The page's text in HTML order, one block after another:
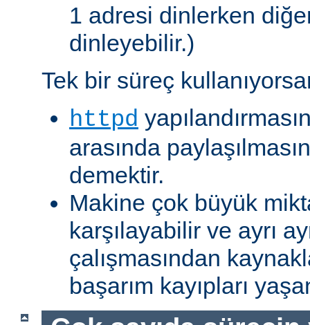
1 adresi dinlerken
dinleyebilir.)
Tek bir süreç
httpd
arasında
demektir.
Makine çok büyük
karşılayabilir ve ayrı
çalışmasından
başarım kayıpları